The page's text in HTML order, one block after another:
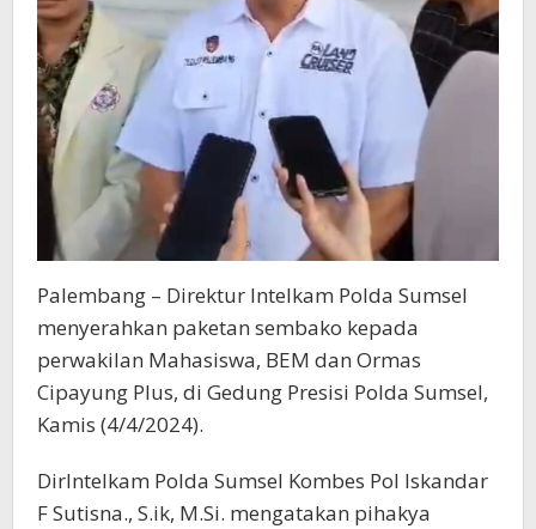
Palembang – Direktur Intelkam Polda Sumsel
menyerahkan paketan sembako kepada
perwakilan Mahasiswa, BEM dan Ormas
Cipayung Plus, di Gedung Presisi Polda Sumsel,
Kamis (4/4/2024).
DirIntelkam Polda Sumsel Kombes Pol Iskandar
F Sutisna., S.ik, M.Si. mengatakan pihakya